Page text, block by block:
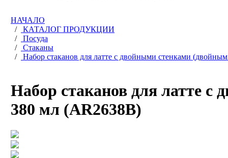
НАЧАЛО
/
КАТАЛОГ ПРОДУКЦИИ
/
Посуда
/
Стаканы
/
Набор стаканов для латте с двойными стенками
Набор стаканов для латте
380 мл (AR2638B)